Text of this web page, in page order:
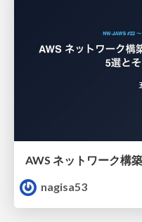
nagisa53